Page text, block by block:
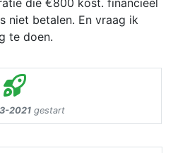
die €800 kost. financieel
niet betalen. En vraag ik
te doen.
2021gestart